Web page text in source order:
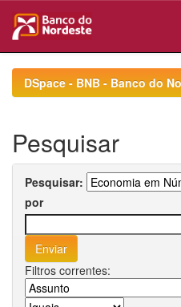
navigationDSpace - BNB - Banco do
Pesquisar
Pesquisar:
por
Filtros correntes: